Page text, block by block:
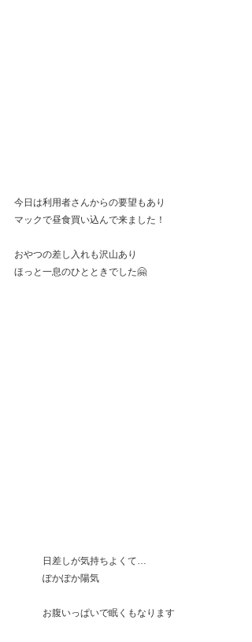
今日は利用者さんからの要望もあり
マックで昼食買い込んで来ました！
おやつの差し入れも沢山あり
ほっと一息のひとときでした🤗
日差しが気持ちよくて…
ぽかぽか陽気
お腹いっぱいで眠くもなります